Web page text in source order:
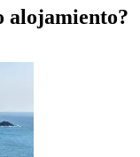
alojamiento?